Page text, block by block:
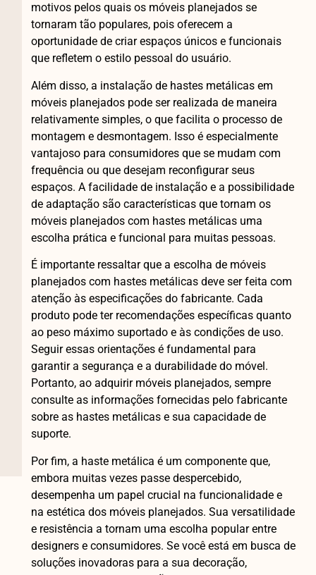
motivos pelos quais os móveis planejados se
tornaram tão populares, pois oferecem a
oportunidade de criar espaços únicos e funcionais
que refletem o estilo pessoal do usuário.
Além disso, a instalação de hastes metálicas em
móveis planejados pode ser realizada de maneira
relativamente simples, o que facilita o processo de
montagem e desmontagem. Isso é especialmente
vantajoso para consumidores que se mudam com
frequência ou que desejam reconfigurar seus
espaços. A facilidade de instalação e a possibilidade
de adaptação são características que tornam os
móveis planejados com hastes metálicas uma
escolha prática e funcional para muitas pessoas.
É importante ressaltar que a escolha de móveis
planejados com hastes metálicas deve ser feita com
atenção às especificações do fabricante. Cada
produto pode ter recomendações específicas quanto
ao peso máximo suportado e às condições de uso.
Seguir essas orientações é fundamental para
garantir a segurança e a durabilidade do móvel.
Portanto, ao adquirir móveis planejados, sempre
consulte as informações fornecidas pelo fabricante
sobre as hastes metálicas e sua capacidade de
suporte.
Por fim, a haste metálica é um componente que,
embora muitas vezes passe despercebido,
desempenha um papel crucial na funcionalidade e
na estética dos móveis planejados. Sua versatilidade
e resistência a tornam uma escolha popular entre
designers e consumidores. Se você está em busca de
soluções inovadoras para a sua decoração,